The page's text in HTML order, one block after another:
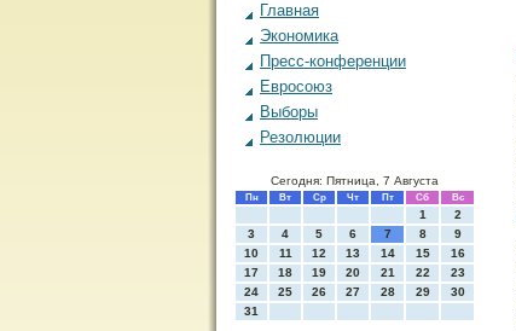
Главная
Экономика
Пресс-конференции
Евросоюз
Выборы
Резолюции
Сегодня: Пятница, 7 Августа
Пн Вт Ср Чт Пт Сб Вс
1
2
3
4 5 6 7 8
9
10
11 12 13 14 15
16
17
18 19 20 21 22
23
24
25 26 27 28 29
30
31